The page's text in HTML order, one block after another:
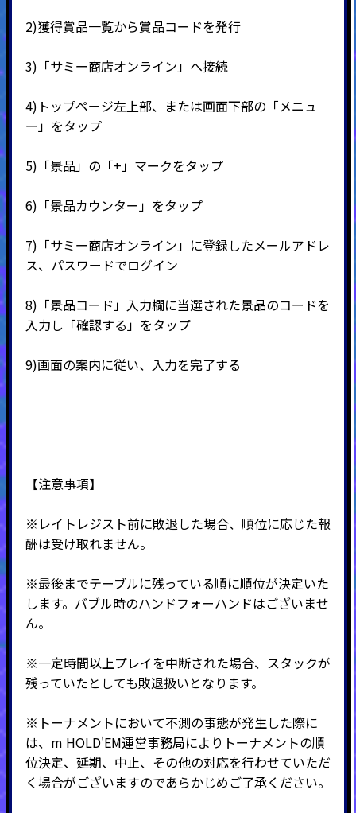
2)獲得賞品一覧から賞品コードを発行
3) 「サミー商店オンライン」へ接続
4) トップページ左上部、または画面下部の「メニュ
ー」をタップ
5) 「景品」の「+」マークをタップ
6) 「景品カウンター」をタップ
7) 「サミー商店オンライン」に登録したメールアドレ
ス、パスワードでログイン
8) 「景品コード」入力欄に当選された景品のコードを
入力し「確認する」をタップ
9)画面の案内に従い、入力を完了する
【注意事項】
※レイトレジスト前に敗退した場合、順位に応じた報
酬は受け取れません。
※最後までテーブルに残っている順に順位が決定いた
します。バブル時のハンドフォーハンドはございませ
ん。
※一定時間以上プレイを中断された場合、スタックが
残っていたとしても敗退扱いとなります。
※トーナメントにおいて不測の事態が発生した際に
は、m HOLD'EM運営事務局によりトーナメントの順
位決定、延期、中止、その他の対応を行わせていただ
く場合がございますのであらかじめご了承ください。